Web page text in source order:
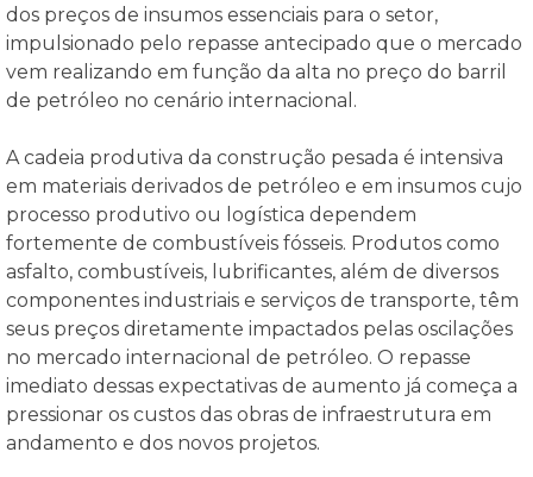
dos preços de insumos essenciais para o setor,
impulsionado pelo repasse antecipado que o mercado
vem realizando em função da alta no preço do barril
de petróleo no cenário internacional.
A cadeia produtiva da construção pesada é intensiva
em materiais derivados de petróleo e em insumos cujo
processo produtivo ou logística dependem
fortemente de combustíveis fósseis. Produtos como
asfalto, combustíveis, lubrificantes, além de diversos
componentes industriais e serviços de transporte, têm
seus preços diretamente impactados pelas oscilações
no mercado internacional de petróleo. O repasse
imediato dessas expectativas de aumento já começa a
pressionar os custos das obras de infraestrutura em
andamento e dos novos projetos.